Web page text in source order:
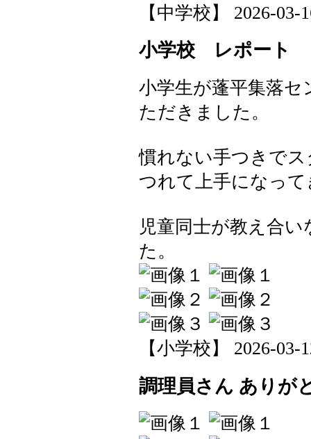
【中学校】 2026-03-
小学校 レポート
小学生が蓬平集落
ただきました。
慣れない手つきで
つれて上手になっ
児童同士が教え合
た。
【小学校】 2026-03-
調理員さん ありが